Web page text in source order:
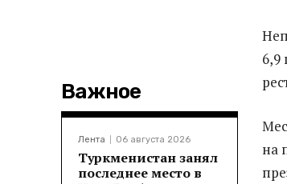
Важное
Лента 06 августа 2026
Туркменистан занял
последнее место в
6,9
на